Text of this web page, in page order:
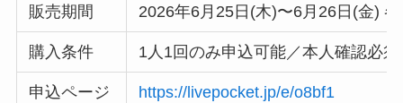
販売期間 2026年6月25日(木)〜6月26日(金)
購入条件 1人1回のみ申込可能／本人確認必
申込ページ https://livepocket.jp/e/o8bf1